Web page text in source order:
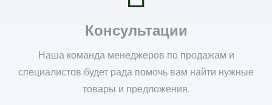
Консультации
Наша команда менеджеров по продажам и
специалистов будет рада помочь вам найти нужные
товары и предложения.